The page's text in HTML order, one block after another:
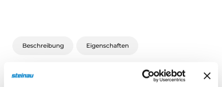
Beschreibung Eigenschaften